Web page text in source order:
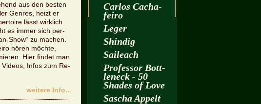
Car­los Cacha­
fei­ro
Leger
Shin­dig
Sai­leach
Pro­fes­sor Bott­
len­eck - 50
Shades of Love
Sa­scha Ap­pelt
aus den bes­ten
Gen­res, heizt er
lässt wirk­lich
es immer sich per­
Show“ zu ma­chen.
hören möch­te,
Hier fin­det man
Vi­de­os, Infos zum Re­
wei­te­re Info...